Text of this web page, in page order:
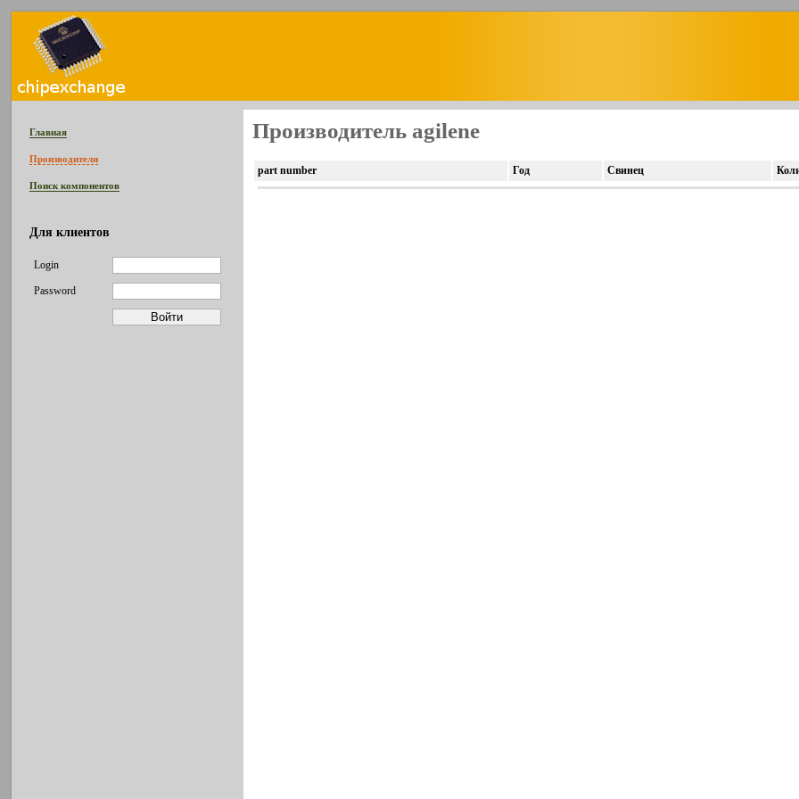
Главная
Производители
Поиск компонентов
Для клиентов
Login
Password
Производитель agilene
part number Год Свинец